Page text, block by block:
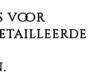
voor